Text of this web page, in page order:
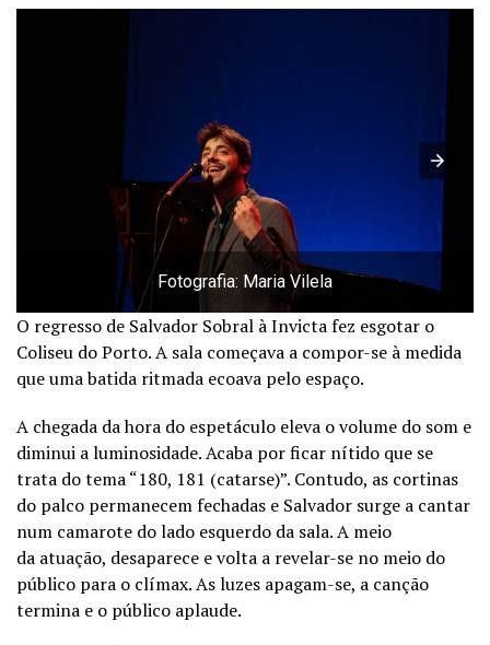
Fotografia: Maria Vilela
O regresso de Salvador Sobral à Invicta fez esgotar o
Coliseu do Porto. A sala começava a compor-se à medida
que uma batida ritmada ecoava pelo espaço.
A chegada da hora do espetáculo eleva o volume do som e
diminui a luminosidade. Acaba por ficar nítido que se
trata do tema “180, 181 (catarse)”. Contudo, as cortinas
do palco permanecem fechadas e Salvador surge a cantar
num camarote do lado esquerdo da sala. A meio
da atuação, desaparece e volta a revelar-se no meio do
público para o clímax. As luzes apagam-se, a canção
termina e o público aplaude.